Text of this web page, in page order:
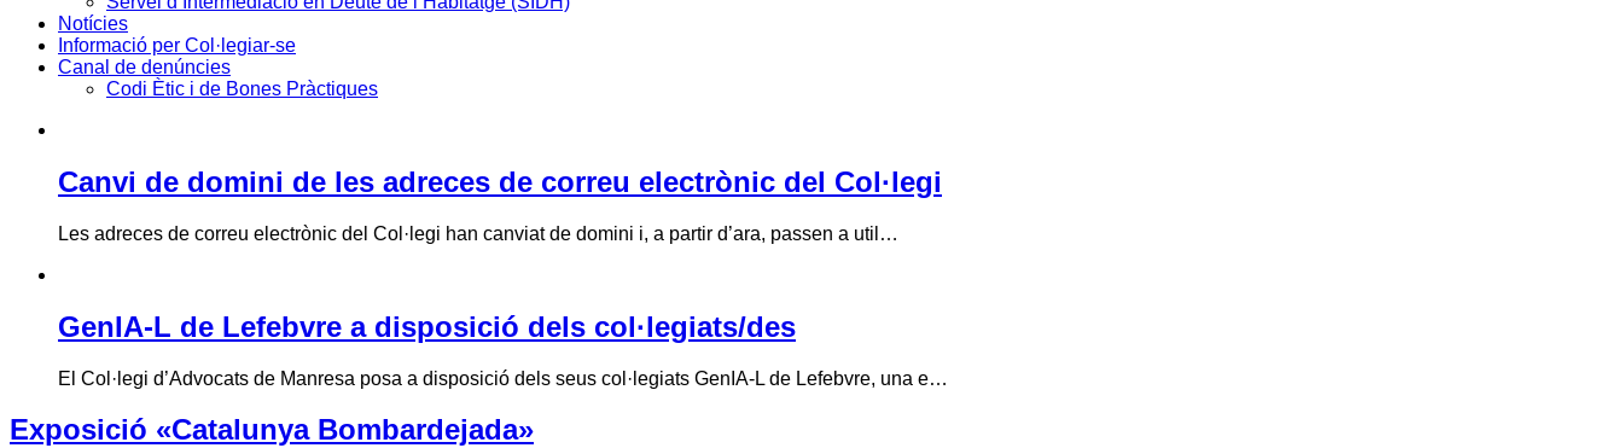
Notícies
Informació per Col·legiar-se
Canal de denúncies
Codi Ètic i de Bones Pràctiques
Canvi de domini de les adreces de correu electrònic del Col·legi
Les adreces de correu electrònic del Col·legi han canviat de domini i, a partir d’ara, passen a util…
GenIA-L de Lefebvre a disposició dels col·legiats/des
El Col·legi d’Advocats de Manresa posa a disposició dels seus col·legiats GenIA-L de Lefebvre, una e…
Exposició «Catalunya Bombardejada»